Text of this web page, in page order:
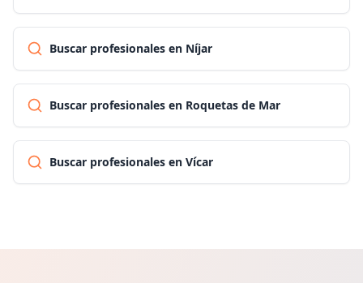
Buscar profesionales en Níjar
Buscar profesionales en Roquetas de Mar
Buscar profesionales en Vícar